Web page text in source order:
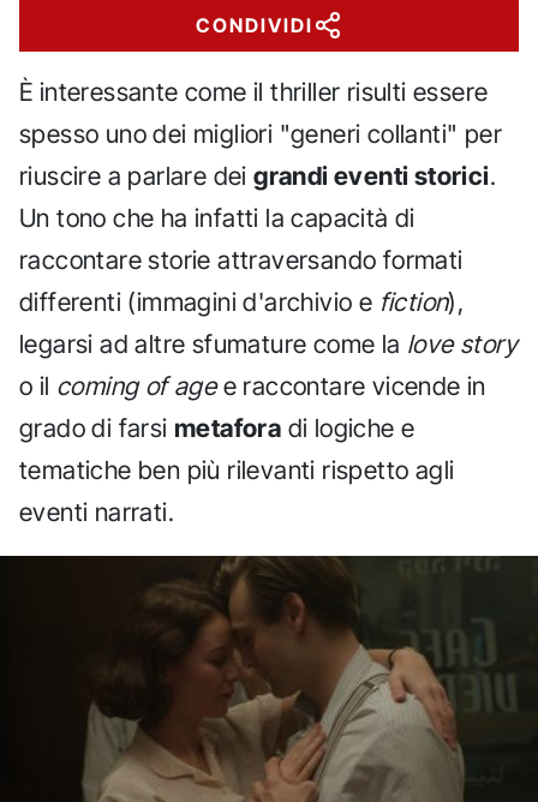
CONDIVIDI
È interessante come il thriller risulti essere
spesso uno dei migliori "generi collanti" per
riuscire a parlare deigrandi eventi storici.
Un tono che ha infatti la capacità di
raccontare storie attraversando formati
differenti (immagini d'archivio e fiction),
legarsi ad altre sfumature come la love story
o il coming of agee raccontare vicende in
grado di farsi metafora di logiche e
tematiche ben più rilevanti rispetto agli
eventi narrati.